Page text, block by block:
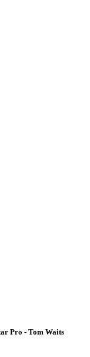
Pro - Tom Waits